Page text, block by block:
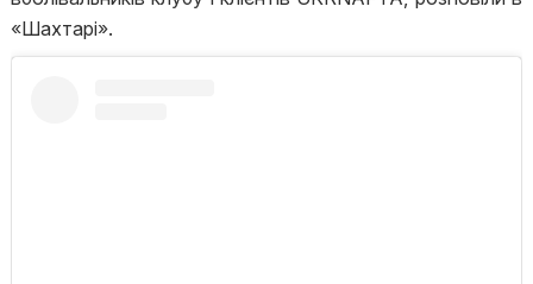
«Шахтарі».